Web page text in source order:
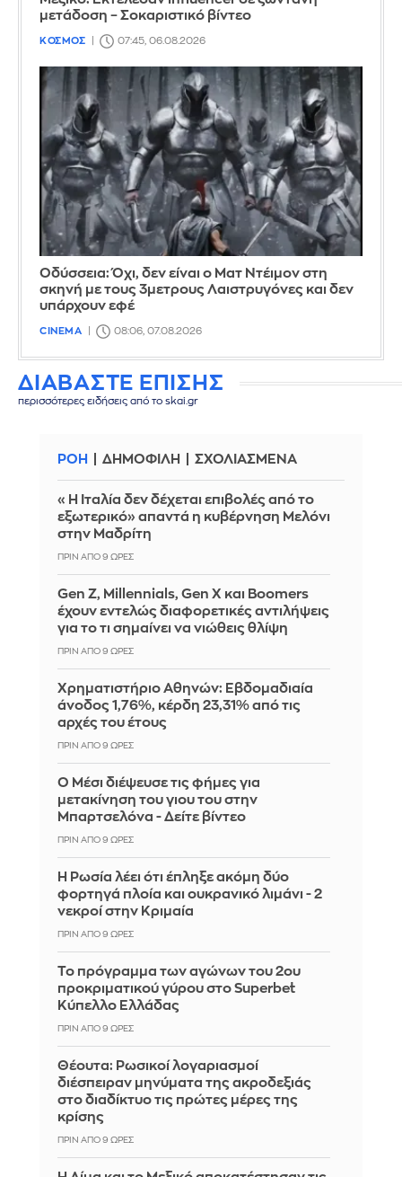
μετάδοση – Σοκαριστικό βίντεο
ΚΟΣΜΟΣ 07:45, 06.08.2026
Οδύσσεια: Όχι, δεν είναι ο Ματ Ντέιμον στη
σκηνή με τους 3μετρους Λαιστρυγόνες και δεν
υπάρχουν εφέ
CINEMA 08:06, 07.08.2026
ΔΙΑΒΑΣΤΕ ΕΠΙΣΗΣ
περισσότερες ειδήσεις από το skai.gr
ΡΟΗ ΔΗΜΟΦΙΛΗ ΣΧΟΛΙΑΣΜΕΝΑ
«Η Ιταλία δεν δέχεται επιβολές από το
εξωτερικό» απαντά η κυβέρνηση Μελόνι
στην Μαδρίτη
ΠΡΙΝ ΑΠΌ 9 ΏΡΕΣ
Gen Z, Millennials, Gen X και Boomers
έχουν εντελώς διαφορετικές αντιλήψεις
για το τι σημαίνει να νιώθεις θλίψη
ΠΡΙΝ ΑΠΌ 9 ΏΡΕΣ
Χρηματιστήριο Αθηνών: Εβδομαδιαία
άνοδος 1,76%, κέρδη 23,31% από τις
αρχές του έτους
ΠΡΙΝ ΑΠΌ 9 ΏΡΕΣ
Ο Μέσι διέψευσε τις φήμες για
μετακίνηση του γιου του στην
Μπαρτσελόνα - Δείτε βίντεο
ΠΡΙΝ ΑΠΌ 9 ΏΡΕΣ
Η Ρωσία λέει ότι έπληξε ακόμη δύο
φορτηγά πλοία και ουκρανικό λιμάνι - 2
νεκροί στην Κριμαία
ΠΡΙΝ ΑΠΌ 9 ΏΡΕΣ
Το πρόγραμμα των αγώνων του 2ου
προκριματικού γύρου στο Superbet
Κύπελλο Ελλάδας
ΠΡΙΝ ΑΠΌ 9 ΏΡΕΣ
Θέουτα: Ρωσικοί λογαριασμοί
διέσπειραν μηνύματα της ακροδεξιάς
στο διαδίκτυο τις πρώτες μέρες της
κρίσης
ΠΡΙΝ ΑΠΌ 9 ΏΡΕΣ